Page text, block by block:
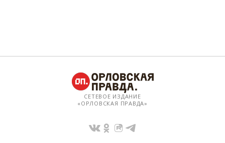
СЕТЕВОЕ ИЗДАНИЕ
«ОРЛОВСКАЯ ПРАВДА»